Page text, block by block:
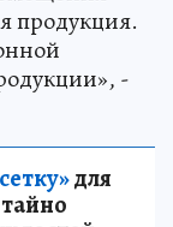
продукция.
-
для